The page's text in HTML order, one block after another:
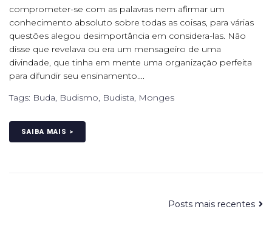
comprometer-se com as palavras nem afirmar um
conhecimento absoluto sobre todas as coisas, para várias
questões alegou desimportância em considera-las. Não
disse que revelava ou era um mensageiro de uma
divindade, que tinha em mente uma organização perfeita
para difundir seu ensinamento....
Tags: Buda, Budismo, Budista, Monges
SAIBA MAIS >
Posts mais recentes